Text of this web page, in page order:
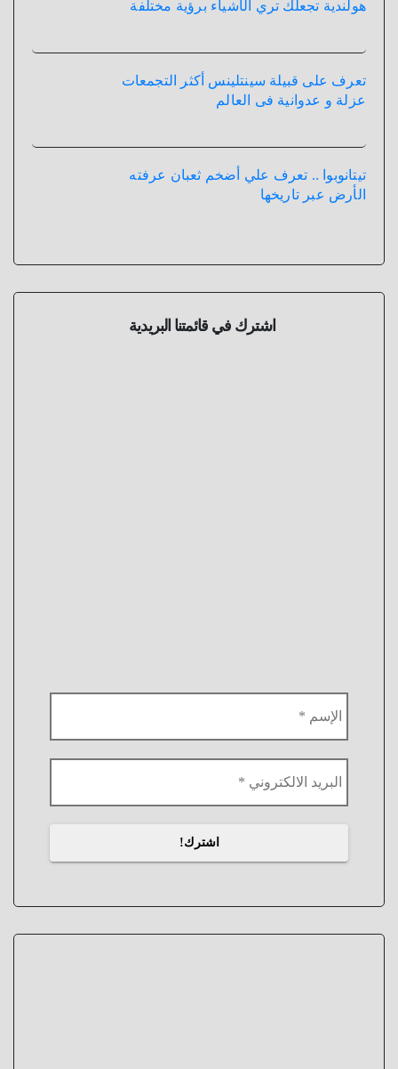
هولندية تجعلك تري الأشياء برؤية مختلفة
تعرف على قبيلة سينتلينس أكثر التجمعات
عزلة و عدوانية فى العالم
تيتانوبوا .. تعرف علي أضخم ثعبان عرفته
الأرض عبر تاريخها
اشترك في قائمتنا البريدية